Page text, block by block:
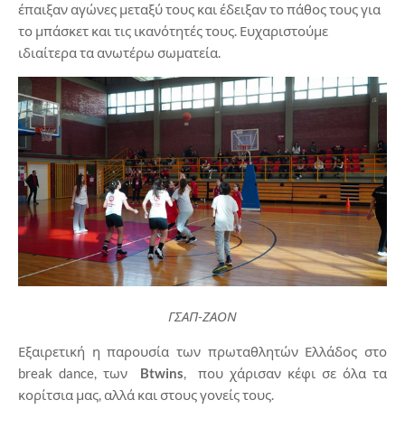
έπαιξαν αγώνες μεταξύ τους και έδειξαν το πάθος τους για
το μπάσκετ και τις ικανότητές τους. Ευχαριστούμε
ιδιαίτερα τα ανωτέρω σωματεία.
ΓΣΑΠ-ΖΑΟΝ
Εξαιρετική η παρουσία των πρωταθλητών Ελλάδος στο
break dance, των Btwins , που χάρισαν κέφι σε όλα τα
κορίτσια μας, αλλά και στους γονείς τους.